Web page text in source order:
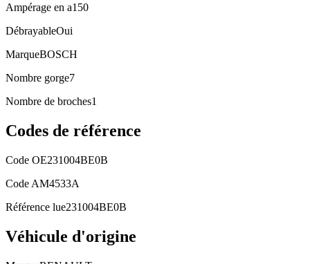
Ampérage en a150
DébrayableOui
MarqueBOSCH
Nombre gorge7
Nombre de broches1
Codes de référence
Code OE231004BE0B
Code AM4533A
Référence lue231004BE0B
Véhicule d'origine